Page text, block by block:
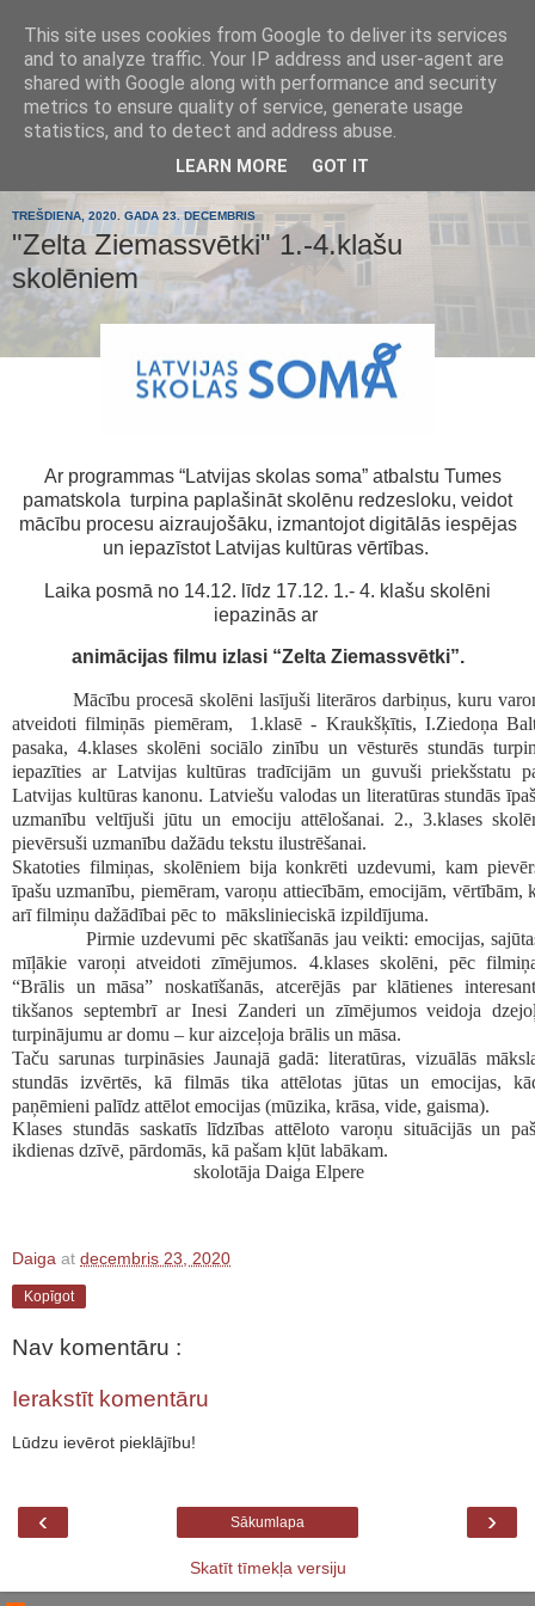
Tumes
pamatskola
TREŠDIENA, 2020. GADA 23. DECEMBRIS
"Zelta Ziemassvētki" 1.-4.klašu
skolēniem
Ar programmas “Latvijas skolas soma” atbalstu Tumes
pamatskola turpina paplašināt skolēnu redzesloku, veidot
mācību procesu aizraujošāku, izmantojot digitālās iespējas
un iepazīstot Latvijas kultūras vērtības.
Laika posmā no 14.12. līdz 17.12. 1.- 4. klašu skolēni
iepazinās ar
animācijas filmu izlasi “Zelta Ziemassvētki”.
Mācību procesā skolēni lasījuši literāros darbiņus, kuru
atveidoti filmiņās piemēram, 1.klasē - Kraukšķītis, I.Ziedoņa
pasaka, 4.klases skolēni sociālo zinību un vēsturēs stundās
iepazīties ar Latvijas kultūras tradīcijām un guvuši priekšstatu
Latvijas kultūras kanonu. Latviešu valodas un literatūras stundās
uzmanību veltījuši jūtu un emociju attēlošanai. 2., 3.klases
pievērsuši uzmanību dažādu tekstu ilustrēšanai.
Skatoties filmiņas, skolēniem bija konkrēti uzdevumi, kam
īpašu uzmanību, piemēram, varoņu attiecībām, emocijām, vērtībām,
arī filmiņu dažādībai pēc to mākslinieciskā izpildījuma.
Pirmie uzdevumi pēc skatīšanās jau veikti: emocijas,
mīļākie varoņi atveidoti zīmējumos. 4.klases skolēni, pēc
“Brālis un māsa” noskatīšanās, atcerējās par klātienes
tikšanos septembrī ar Inesi Zanderi un zīmējumos veidoja
turpinājumu ar domu – kur aizceļoja brālis un māsa.
Taču sarunas turpināsies Jaunajā gadā:literatūras, vizuālās
stundās izvērtēs, kā filmās tika attēlotas jūtas un emocijas,
paņēmieni palīdz attēlot emocijas (mūzika, krāsa, vide, gaisma).
Klases stundās saskatīs līdzības attēloto varoņu situācijās un
ikdienas dzīvē, pārdomās, kā pašam kļūt labākam.
skolotāja Daiga Elpere
Daiga at decembris 23, 2020
Kopīgot
Nav komentāru :
Ierakstīt komentāru
Lūdzu ievērot pieklājību!
‹ ›
Sākumlapa
Skatīt tīmekļa versiju
This site uses cookies from Google to deliver its services
and to analyze traffic. Your IP address and user-agent are
shared with Google along with performance and security
metrics to ensure quality of service, generate usage
statistics, and to detect and address abuse.
LEARN MORE GOT IT